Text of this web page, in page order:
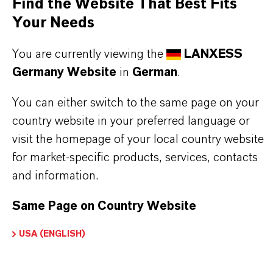
Chlorierungsmittel erfordern
PRODUKTINFORMATIONEN
Find the Website That Best Fits
Your Needs
You are currently viewing the
LANXESS
Germany Website in German.
You can either switch to the same page on your
country website in your preferred language or
visit the homepage of your local country website
for market-specific products, services, contacts
and information.
Same Page on Country Website
USA (ENGLISH)